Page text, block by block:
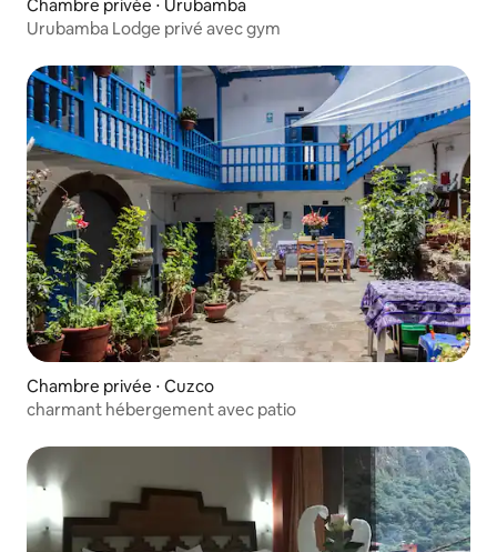
Chambre privée ⋅ Urubamba
Urubamba Lodge privé avec gym
Chambre privée ⋅ Cuzco
charmant hébergement avec patio